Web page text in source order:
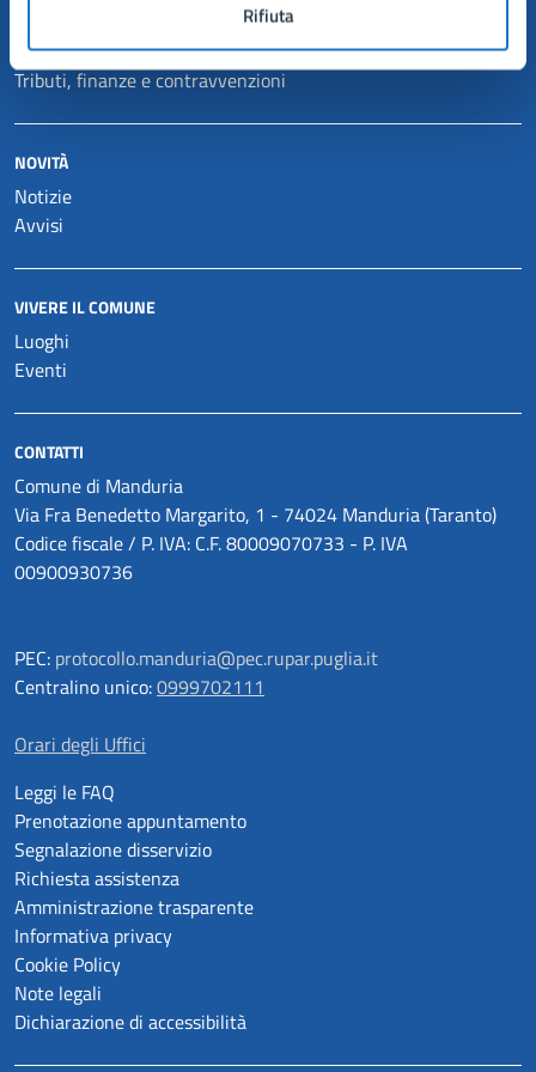
Rifiuta
Mobilità e trasporti
Tributi, finanze e contravvenzioni
NOVITÀ
Notizie
Avvisi
VIVERE IL COMUNE
Luoghi
Eventi
CONTATTI
Comune di Manduria
Via Fra Benedetto Margarito, 1 - 74024 Manduria (Taranto)
Codice fiscale / P. IVA: C.F. 80009070733 - P. IVA
00900930736
PEC: protocollo.manduria@pec.rupar.puglia.it
Centralino unico:0999702111
Orari degli Uffici
Leggi le FAQ
Prenotazione appuntamento
Segnalazione disservizio
Richiesta assistenza
Amministrazione trasparente
Informativa privacy
Cookie Policy
Note legali
Dichiarazione di accessibilità